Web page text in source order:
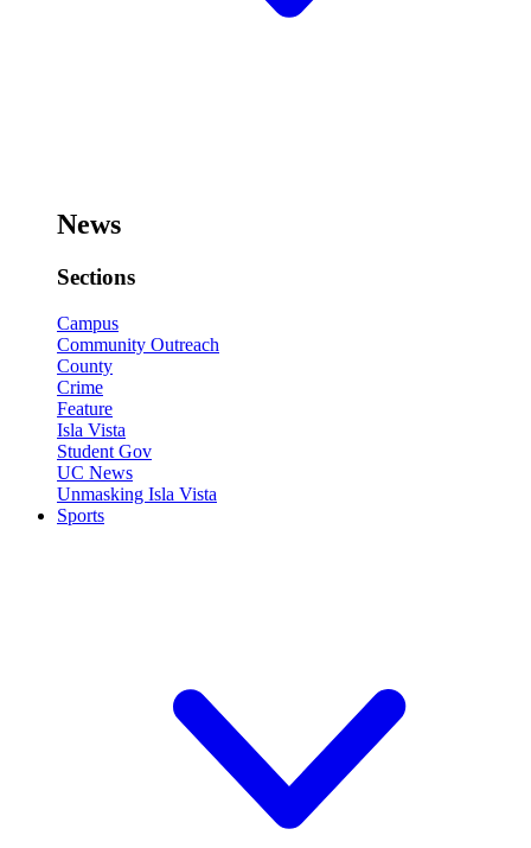
News
Sections
Campus
Community Outreach
County
Crime
Feature
Isla Vista
Student Gov
UC News
Unmasking Isla Vista
Sports